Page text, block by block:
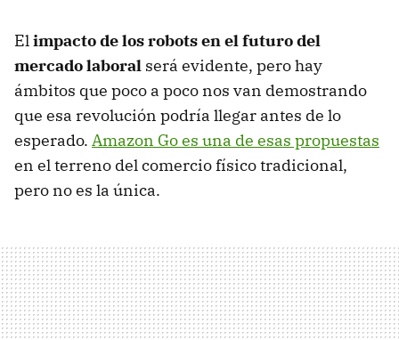
Elimpacto de los robots en el futuro del
mercado laboral será evidente, pero hay
ámbitos que poco a poco nos van demostrando
que esa revolución podría llegar antes de lo
esperado. Amazon Go es una de esas propuestas
en el terreno del comercio físico tradicional,
pero no es la única.